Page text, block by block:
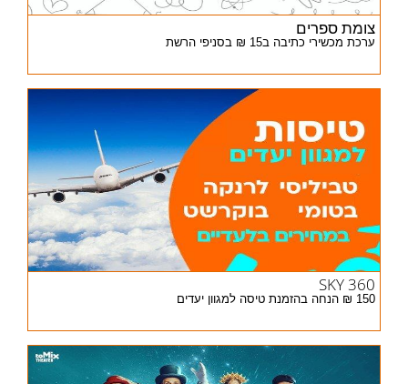
צומת ספרים
ערכת מכשירי כתיבה ב15 ₪ בסניפי הרשת
SKY 360
150 ₪ הנחה בהזמנת טיסה למגוון יעדים